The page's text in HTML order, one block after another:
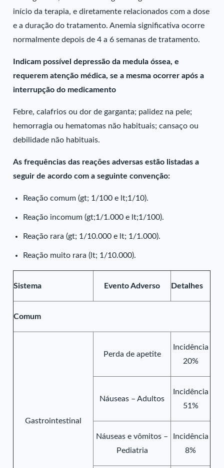
início da terapia, e diretamente relacionados com a dose
e a duração do tratamento. Anemia significativa ocorre
normalmente depois de 4 a 6 semanas de tratamento.
Indicam possível depressão da medula óssea, e
requerem atenção médica, se a mesma ocorrer após a
interrupção do medicamento
Febre, calafrios ou dor de garganta; palidez na pele;
hemorragia ou hematomas não habituais; cansaço ou
debilidade não habituais.
As frequências das reações adversas estão listadas a
seguir de acordo com a seguinte convenção:
Reação comum (gt; 1/100 e lt;1/10).
Reação incomum (gt;1/1.000 e lt;1/100).
Reação rara (gt; 1/10.000 e lt; 1/1.000).
Reação muito rara (lt; 1/10.000).
Sistema Evento Adverso Detalhes
Comum
Gastrointestinal
Perda de apetite
Incidência
20%
Náuseas – Adultos
Incidência
51%
Náuseas e vômitos –
Pediatria
Incidência
8%